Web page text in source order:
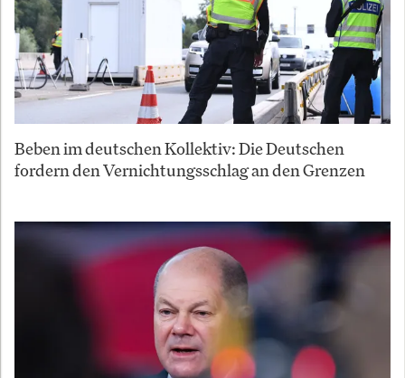
Beben im deutschen Kollektiv: Die Deutschen
fordern den Vernichtungsschlag an den Grenzen